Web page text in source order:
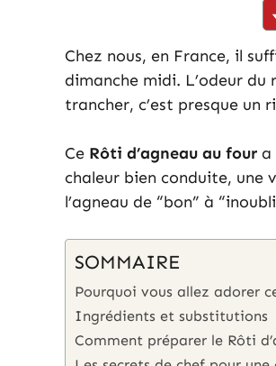
Chez nous, en France, il
dimanche midi. L’odeur
trancher, c’est presque un
Ce Rôti d’agneau au four a
chaleur bien conduite, une
l’agneau de “bon” à
SOMMAIRE
Pourquoi vous allez adorer
Ingrédients et substitutions
Comment préparer le Rôti